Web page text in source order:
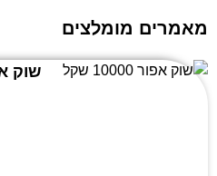
מאמרים מומלצים
שוק אפור